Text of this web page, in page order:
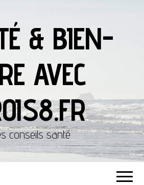
& BIEN-
AVEC
conseils santé